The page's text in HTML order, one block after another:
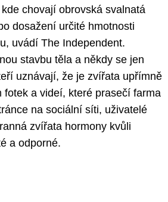
chovají obrovská svalnatá
dosažení určité hmotnosti
uvádí The Independent.
stavbu těla a někdy se jen
uznávají, že je zvířata upřímně
fotek a videí, které prasečí farma
na sociální síti, uživatelé
zvířata hormony kvůli
a odporné.